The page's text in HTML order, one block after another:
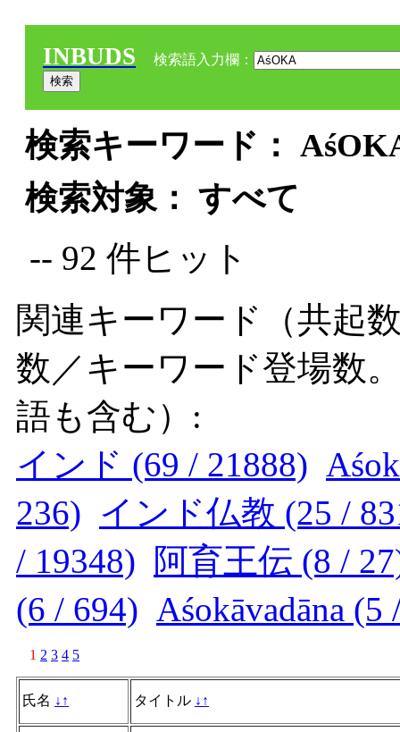
INBUDS 検索語入力欄：
検索キーワード：
検索対象： すべて
-- 92 件ヒット
関連キーワード（共起
数／キーワード登場数
語も含む）:
インド (69 / 21888)
236) インド仏教 (25 /
/ 19348) 阿育王伝 (8 /
(6 / 694) Aśokāvadāna (5
1 2 3 4 5
氏名 ↓ ↑ タイトル ↓ ↑